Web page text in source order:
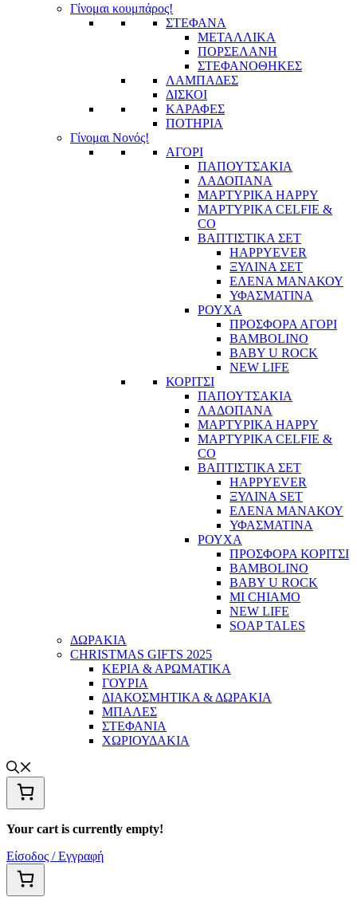
Γίνομαι κουμπάρος!
ΣΤΕΦΑΝΑ
ΜΕΤΑΛΛΙΚΑ
ΠΟΡΣΕΛΑΝΗ
ΣΤΕΦΑΝΟΘΗΚΕΣ
ΛΑΜΠΑΔΕΣ
ΔΙΣΚΟΙ
ΚΑΡΑΦΕΣ
ΠΟΤΗΡΙΑ
Γίνομαι Νονός!
ΑΓΟΡΙ
ΠΑΠΟΥΤΣΑΚΙΑ
ΛΑΔΟΠΑΝΑ
ΜΑΡΤΥΡΙΚΑ HAPPY
ΜΑΡΤΥΡΙΚΑ CELFIE &
CO
ΒΑΠΤΙΣΤΙΚΑ ΣΕΤ
HAPPYEVER
ΞΥΛΙΝΑ ΣΕΤ
ΕΛΕΝΑ ΜΑΝΑΚΟΥ
ΥΦΑΣΜΑΤΙΝΑ
ΡΟΥΧΑ
ΠΡΟΣΦΟΡΑ ΑΓΟΡΙ
BAMBOLINO
BABY U ROCK
NEW LIFE
ΚΟΡΙΤΣΙ
ΠΑΠΟΥΤΣΑΚΙΑ
ΛΑΔΟΠΑΝΑ
ΜΑΡΤΥΡΙΚΑ HAPPY
ΜΑΡΤΥΡΙΚΑ CELFIE &
CO
ΒΑΠΤΙΣΤΙΚΑ ΣΕΤ
HAPPYEVER
ΞΥΛΙΝΑ SET
ΕΛΕΝΑ ΜΑΝΑΚΟΥ
ΥΦΑΣΜΑΤΙΝΑ
ΡΟΥΧΑ
ΠΡΟΣΦΟΡΑ ΚΟΡΙΤΣΙ
BAMBOLINO
BABY U ROCK
MI CHIAMO
NEW LIFE
SOAP TALES
ΔΩΡΑΚΙΑ
CHRISTMAS GIFTS 2025
ΚΕΡΙΑ & ΑΡΩΜΑΤΙΚΑ
ΓΟΥΡΙΑ
ΔΙΑΚΟΣΜΗΤΙΚΑ & ΔΩΡΑΚΙΑ
ΜΠΑΛΕΣ
ΣΤΕΦΑΝΙΑ
ΧΩΡΙΟΥΔΑΚΙΑ
Your cart is currently empty!
Είσοδος / Εγγραφή